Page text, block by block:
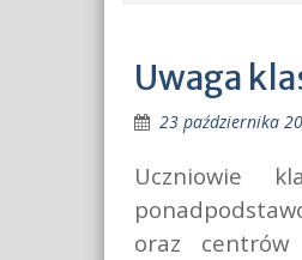
Uwaga
23 października
Uczniowie
oraz centrów